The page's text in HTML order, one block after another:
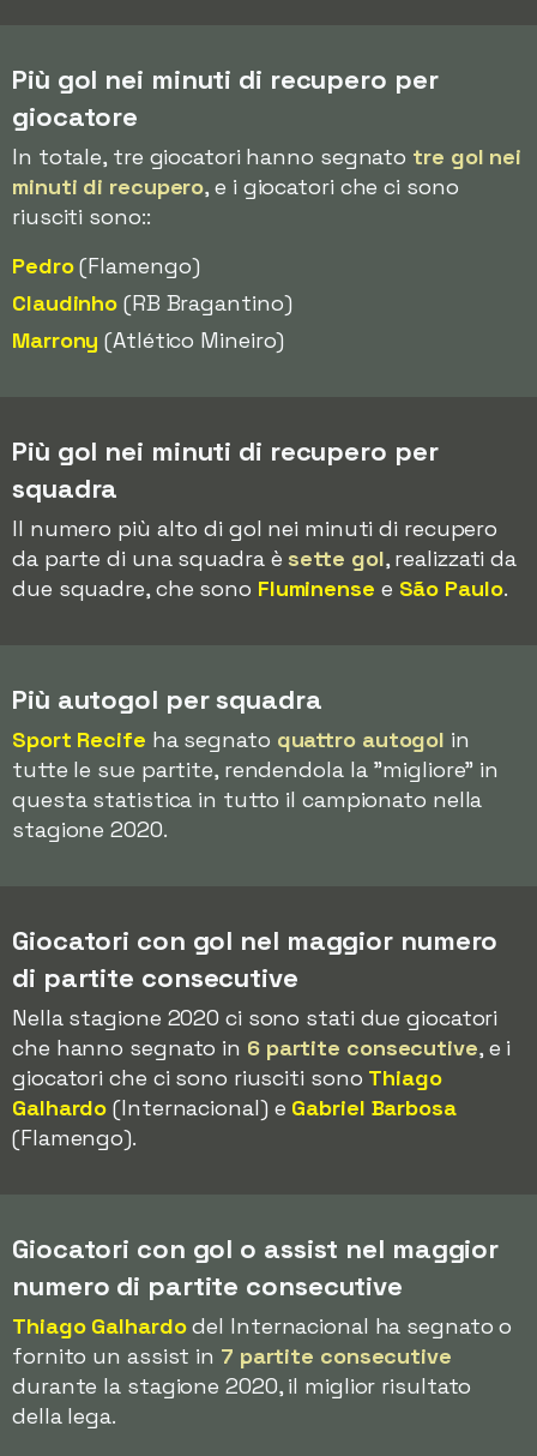
Più gol nei minuti di recupero per
giocatore
In totale, tre giocatori hanno segnato tre gol nei
minuti di recupero, e i giocatori che ci sono
riusciti sono::
Pedro(Flamengo)
Claudinho (RB Bragantino)
Marrony (Atlético Mineiro)
Più gol nei minuti di recupero per
squadra
Il numero più alto di gol nei minuti di recupero
da parte di una squadra èsette gol, realizzati da
due squadre, che sono Fluminense e São Paulo.
Più autogol per squadra
Sport Recife ha segnato quattro autogol in
tutte le sue partite, rendendola la "migliore" in
questa statistica in tutto il campionato nella
stagione 2020.
Giocatori con gol nel maggior numero
di partite consecutive
Nella stagione 2020 ci sono stati due giocatori
che hanno segnato in 6 partite consecutive, e i
giocatori che ci sono riusciti sono Thiago
Galhardo (Internacional) e Gabriel Barbosa
(Flamengo).
Giocatori con gol o assist nel maggior
numero di partite consecutive
Thiago Galhardodel Internacional ha segnato o
fornito un assist in 7 partite consecutive
durante la stagione 2020, il miglior risultato
della lega.